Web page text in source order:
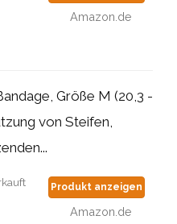
Amazon.de
Größe M (20,3 -
von Steifen,
Produkt anzeigen
Amazon.de